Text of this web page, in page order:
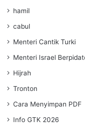
hamil
cabul
Menteri Cantik Turki
Menteri Israel
Hijrah
Tronton
Cara Menyimpan PDF
Info GTK 2026